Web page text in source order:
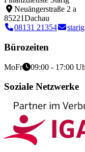
Neuängerstraße 2 a
85221Dachau
08131 21354
Bürozeiten
MoFr 09:00 - 17:00
Soziale Netzwerke